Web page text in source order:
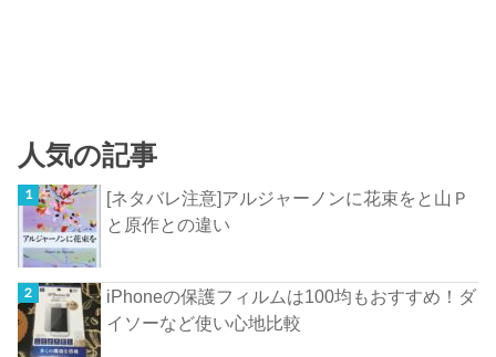
人気の記事
[ネタバレ注意]アルジャーノンに花束をと山Ｐ
と原作との違い
iPhoneの保護フィルムは100均もおすすめ！ダ
イソーなど使い心地比較